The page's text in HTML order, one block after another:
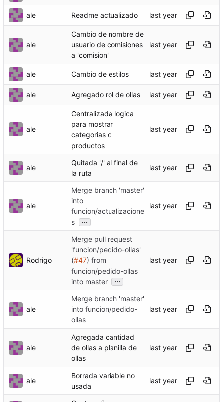
ale Readme actualizado
ale
Cambio de nombre de
usuario de comisiones
a 'comision'
ale Cambio de estilos
ale Agregado rol de ollas
ale
Centralizada logica
para mostrar
categorias o
productos
ale
Quitada '/' al final de
la ruta
ale
Merge branch 'master'
into
funcion/actualizacione
s
...
Rodrigo
Merge pull request
'funcion/pedido-ollas'
(#47) from
funcion/pedido-ollas
into master
...
ale
Merge branch 'master'
into funcion/pedido-
ollas
ale
Agregada cantidad
de ollas a planilla de
ollas
ale
Borrada variable no
usada